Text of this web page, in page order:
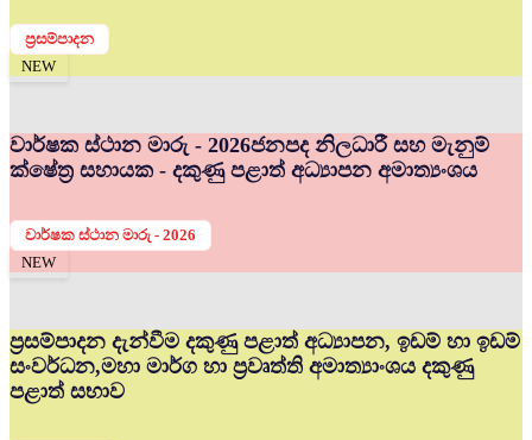
ප්‍රසම්පාදන
NEW
වාර්ෂක ස්ථාන මාරු - 2026ජනපද නිලධාරී සහ මැනුම්
ක්ෂේත්‍ර සහායක - දකුණු පළාත් අධ්‍යාපන අමාත්‍යංශය
වාර්ෂක ස්ථාන මාරු - 2026
NEW
ප්‍රසම්පාදන දැන්වීම දකුණු පළාත් අධ්‍යාපන, ඉඩම් හා ඉඩම්
සංවර්ධන,මහා මාර්ග හා ප්‍රවෘත්ති අමාත්‍යාංශය දකුණු
පළාත් සභාව